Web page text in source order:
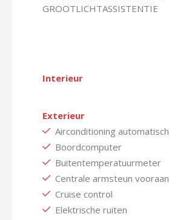
GROOTLICHTASSISTENTIE
Interieur
Exterieur
Airconditioning automatisch
Boordcomputer
Buitentemperatuurmeter
Centrale armsteun vooraan
Cruise control
Elektrische ruiten